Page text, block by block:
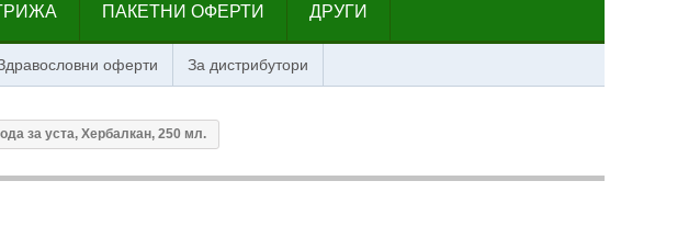
ПАКЕТНИ ОФЕРТИ ДРУГИ
оферти За дистрибутори
за уста, Хербалкан, 250 мл.